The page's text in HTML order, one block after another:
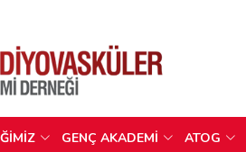
GENÇ AKADEMİ ATOG